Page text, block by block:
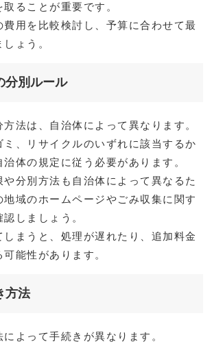
ることが重要です。
費用を比較検討し、予算に合わせて最
ょう。
分別ルール
法は、自治体によって異なります。
ミ、リサイクルのいずれに該当するか
体の規定に従う必要があります。
や分別方法も自治体によって異なるた
域のホームページやごみ収集に関す
しましょう。
まうと、処理が遅れたり、追加料金
能性があります。
方法
よって手続きが異なります。